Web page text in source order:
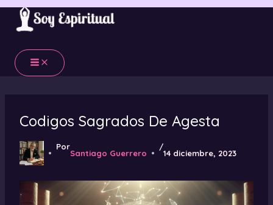
Ir
contenido
Codigos Sagrados De Agesta
Por
Santiago Guerrero
/
14 diciembre, 2023